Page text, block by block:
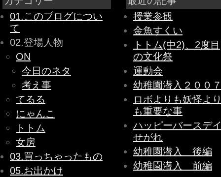
01.このブログについ
て
02.登場人物
ON
今日のネタ
考え事
てるる
にゃんこ
トトム
女房
03.買っちゃったもの
05.お出かけ
授業参観
金魚すくい
トトム(中2)、2度目
の文化祭
運動会
幼稚園潜入２００
ロボよりも妖怪よ
も重要な事
ハッピーバースデ
せがれ
幼稚園潜入 後編
幼稚園潜入 前編